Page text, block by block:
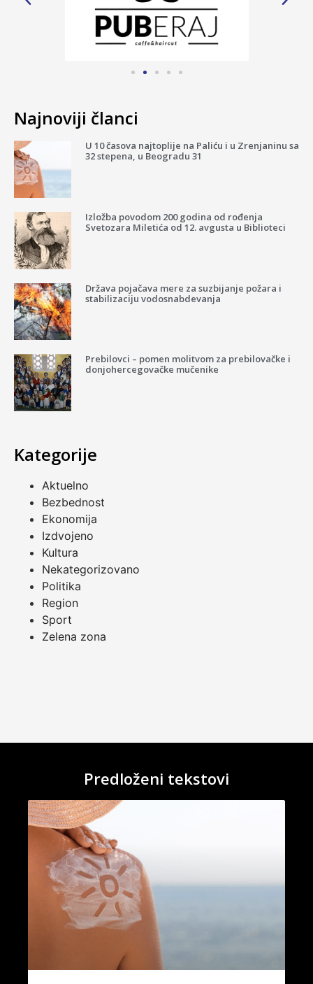
Najnoviji članci
U 10 časova najtoplije na Paliću i u Zrenjaninu sa
32 stepena, u Beogradu 31
Izložba povodom 200 godina od rođenja
Svetozara Miletića od 12. avgusta u Biblioteci
Država pojačava mere za suzbijanje požara i
stabilizaciju vodosnabdevanja
Prebilovci – pomen molitvom za prebilovačke i
donjohercegovačke mučenike
Kategorije
Aktuelno
Bezbednost
Ekonomija
Izdvojeno
Kultura
Nekategorizovano
Politika
Region
Sport
Zelena zona
Predloženi tekstovi